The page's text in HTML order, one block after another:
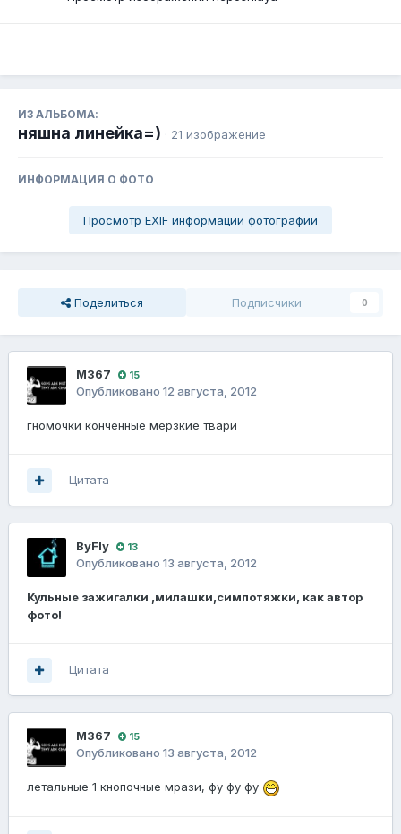
ИЗ АЛЬБОМА:
няшна линейка=) · 21 изображение
ИНФОРМАЦИЯ О ФОТО
Просмотр EXIF информации фотографии
Поделиться Подписчики 0
M367 15
Опубликовано 12 августа, 2012
гномочки конченные мерзкие твари
Цитата
ВyFly 13
Опубликовано 13 августа, 2012
Кульные зажигалки ,милашки,симпотяжки, как автор
фото!
Цитата
M367 15
Опубликовано 13 августа, 2012
летальные 1 кнопочные мрази, фу фу фу